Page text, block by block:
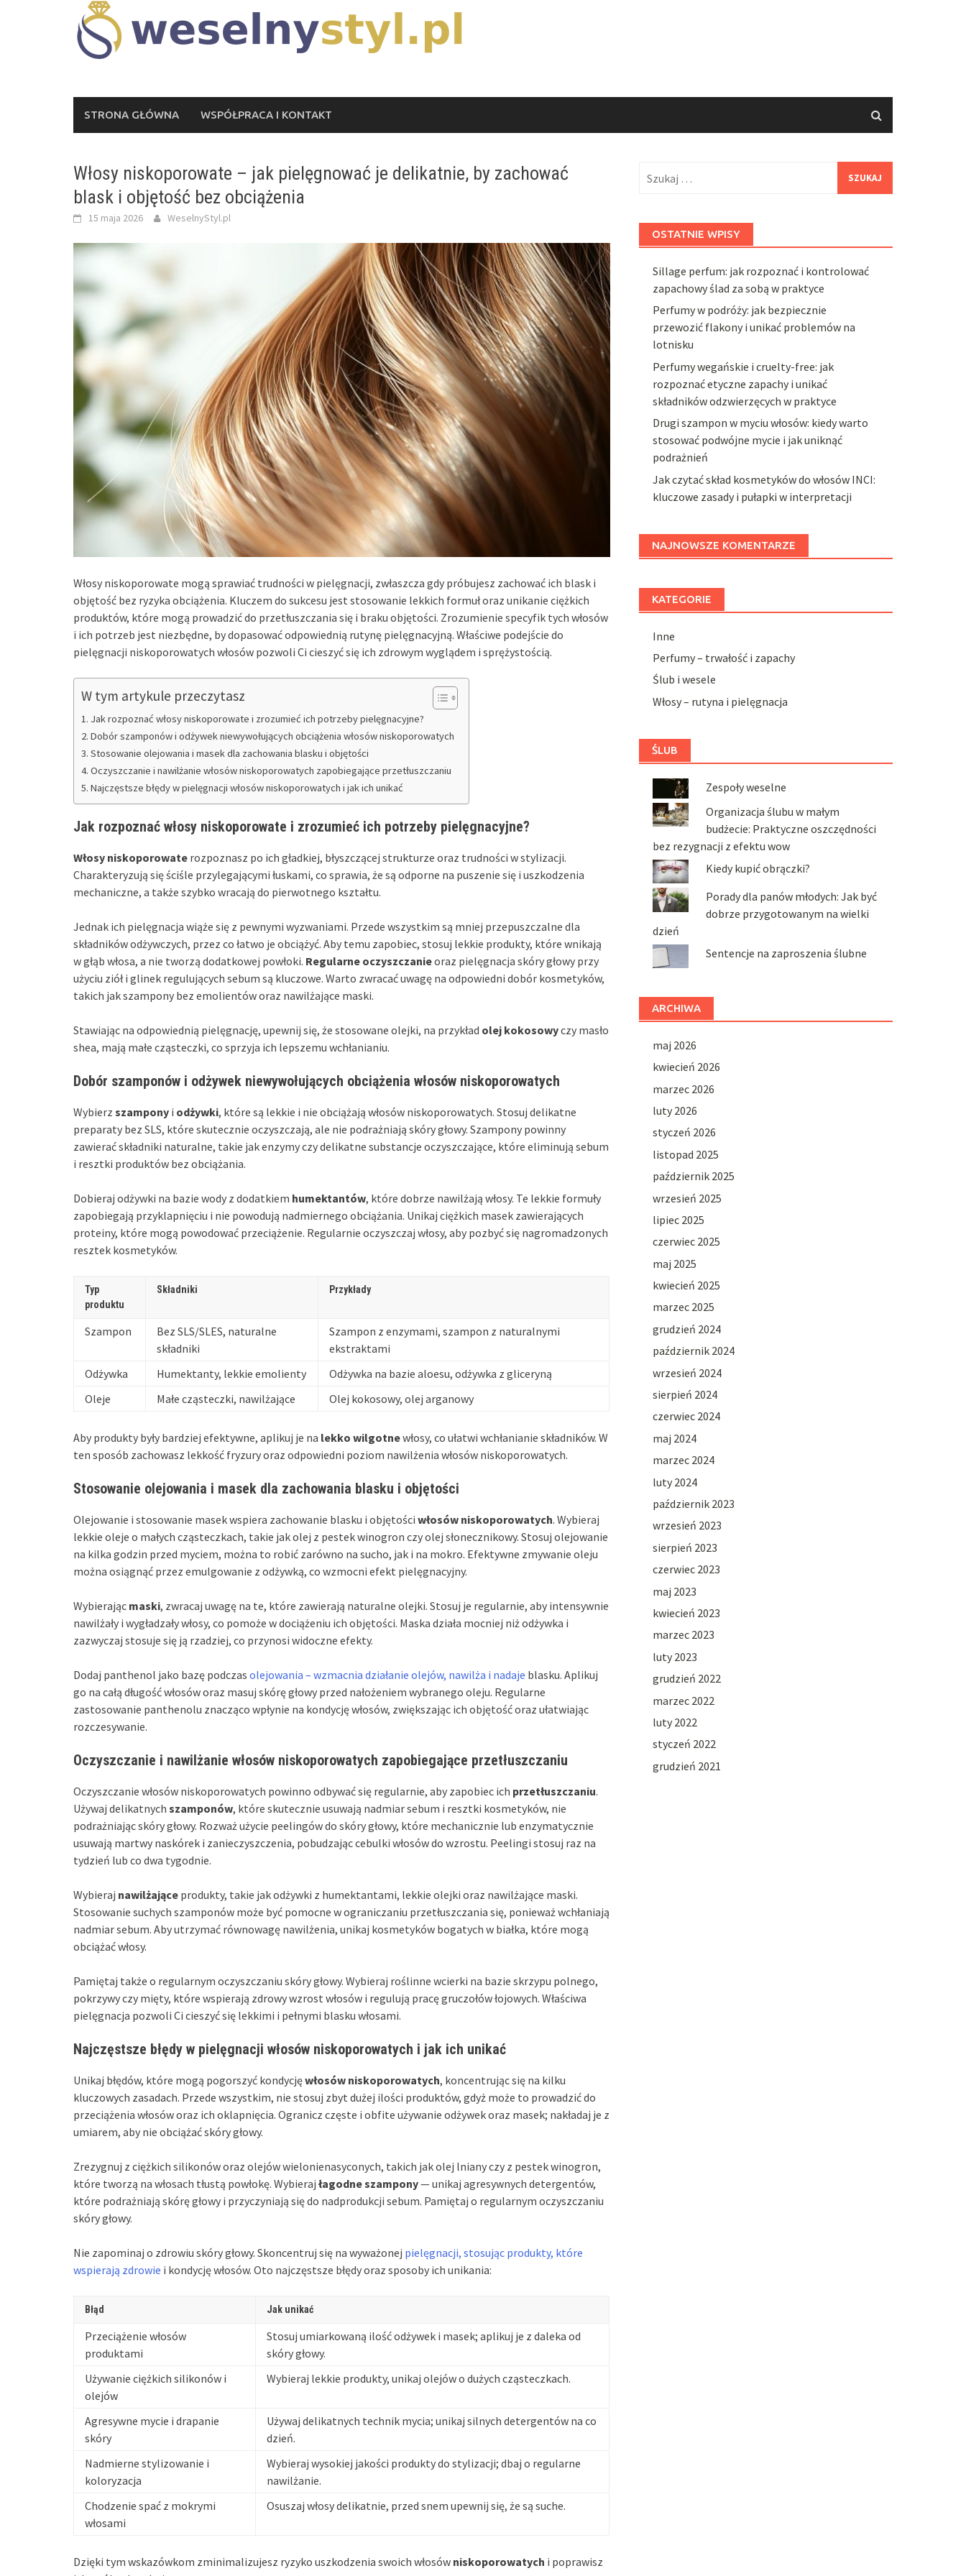
STRONA GŁÓWNA WSPÓŁPRACA I KONTAKT
Włosy niskoporowate – jak pielęgnować je delikatnie, by zachować
blask i objętość bez obciążenia
15 maja 2026 WeselnyStyl.pl
Włosy niskoporowate mogą sprawiać trudności w pielęgnacji, zwłaszcza gdy próbujesz zachować ich blask i
objętość bez ryzyka obciążenia. Kluczem do sukcesu jest stosowanie lekkich formuł oraz unikanie ciężkich
produktów, które mogą prowadzić do przetłuszczania się i braku objętości. Zrozumienie specyfik tych włosów
i ich potrzeb jest niezbędne, by dopasować odpowiednią rutynę pielęgnacyjną. Właściwe podejście do
pielęgnacji niskoporowatych włosów pozwoli Ci cieszyć się ich zdrowym wyglądem i sprężystością.
W tym artykule przeczytasz
Jak rozpoznać włosy niskoporowate i zrozumieć ich potrzeby pielęgnacyjne?
Dobór szamponów i odżywek niewywołujących obciążenia włosów niskoporowatych
Stosowanie olejowania i masek dla zachowania blasku i objętości
Oczyszczanie i nawilżanie włosów niskoporowatych zapobiegające przetłuszczaniu
Najczęstsze błędy w pielęgnacji włosów niskoporowatych i jak ich unikać
Jak rozpoznać włosy niskoporowate i zrozumieć ich potrzeby pielęgnacyjne?
Włosy niskoporowate rozpoznasz po ich gładkiej, błyszczącej strukturze oraz trudności w stylizacji.
Charakteryzują się ściśle przylegającymi łuskami, co sprawia, że są odporne na puszenie się i uszkodzenia
mechaniczne, a także szybko wracają do pierwotnego kształtu.
Jednak ich pielęgnacja wiąże się z pewnymi wyzwaniami. Przede wszystkim są mniej przepuszczalne dla
składników odżywczych, przez co łatwo je obciążyć. Aby temu zapobiec, stosuj lekkie produkty, które wnikają
w głąb włosa, a nie tworzą dodatkowej powłoki. Regularne oczyszczanieoraz pielęgnacja skóry głowy przy
użyciu ziół i glinek regulujących sebum są kluczowe. Warto zwracać uwagę na odpowiedni dobór kosmetyków,
takich jak szampony bez emolientów oraz nawilżające maski.
Stawiając na odpowiednią pielęgnację, upewnij się, że stosowane olejki, na przykład olej kokosowyczy masło
shea, mają małe cząsteczki, co sprzyja ich lepszemu wchłanianiu.
Dobór szamponów i odżywek niewywołujących obciążenia włosów niskoporowatych
Wybierz szampony i odżywki, które są lekkie i nie obciążają włosów niskoporowatych. Stosuj delikatne
preparaty bez SLS, które skutecznie oczyszczają, ale nie podrażniają skóry głowy. Szampony powinny
zawierać składniki naturalne, takie jak enzymy czy delikatne substancje oczyszczające, które eliminują sebum
i resztki produktów bez obciążania.
Dobieraj odżywki na bazie wody z dodatkiem humektantów, które dobrze nawilżają włosy. Te lekkie formuły
zapobiegają przyklapnięciu i nie powodują nadmiernego obciążania. Unikaj ciężkich masek zawierających
proteiny, które mogą powodować przeciążenie. Regularnie oczyszczaj włosy, aby pozbyć się nagromadzonych
resztek kosmetyków.
Typ
produktu
Składniki Przykłady
Szampon
Bez SLS/SLES, naturalne
składniki
Szampon z enzymami, szampon z naturalnymi
ekstraktami
Odżywka
Humektanty, lekkie emolienty
Odżywka na bazie aloesu, odżywka z gliceryną
Oleje
Małe cząsteczki, nawilżające Olej kokosowy, olej arganowy
Aby produkty były bardziej efektywne, aplikuj je na lekko wilgotnewłosy, co ułatwi wchłanianie składników. W
ten sposób zachowasz lekkość fryzury oraz odpowiedni poziom nawilżenia włosów niskoporowatych.
Stosowanie olejowania i masek dla zachowania blasku i objętości
Olejowanie i stosowanie masek wspiera zachowanie blasku i objętości włosów niskoporowatych. Wybieraj
lekkie oleje o małych cząsteczkach, takie jak olej z pestek winogron czy olej słonecznikowy. Stosuj olejowanie
na kilka godzin przed myciem, można to robić zarówno na sucho, jak i na mokro. Efektywne zmywanie oleju
można osiągnąć przez emulgowanie z odżywką, co wzmocni efekt pielęgnacyjny.
Wybierając maski, zwracaj uwagę na te, które zawierają naturalne olejki. Stosuj je regularnie, aby intensywnie
nawilżały i wygładzały włosy, co pomoże w dociążeniu ich objętości. Maska działa mocniej niż odżywka i
zazwyczaj stosuje się ją rzadziej, co przynosi widoczne efekty.
Dodaj panthenol jako bazę podczas olejowania – wzmacnia działanie olejów, nawilża i nadaje blasku. Aplikuj
go na całą długość włosów oraz masuj skórę głowy przed nałożeniem wybranego oleju. Regularne
zastosowanie panthenolu znacząco wpłynie na kondycję włosów, zwiększając ich objętość oraz ułatwiając
rozczesywanie.
Oczyszczanie i nawilżanie włosów niskoporowatych zapobiegające przetłuszczaniu
Oczyszczanie włosów niskoporowatych powinno odbywać się regularnie, aby zapobiec ich przetłuszczaniu.
Używaj delikatnych szamponów, które skutecznie usuwają nadmiar sebum i resztki kosmetyków, nie
podrażniając skóry głowy. Rozważ użycie peelingów do skóry głowy, które mechanicznie lub enzymatycznie
usuwają martwy naskórek i zanieczyszczenia, pobudzając cebulki włosów do wzrostu. Peelingi stosuj raz na
tydzień lub co dwa tygodnie.
Wybieraj nawilżające produkty, takie jak odżywki z humektantami, lekkie olejki oraz nawilżające maski.
Stosowanie suchych szamponów może być pomocne w ograniczaniu przetłuszczania się, ponieważ wchłaniają
nadmiar sebum. Aby utrzymać równowagę nawilżenia, unikaj kosmetyków bogatych w białka, które mogą
obciążać włosy.
Pamiętaj także o regularnym oczyszczaniu skóry głowy. Wybieraj roślinne wcierki na bazie skrzypu polnego,
pokrzywy czy mięty, które wspierają zdrowy wzrost włosów i regulują pracę gruczołów łojowych. Właściwa
pielęgnacja pozwoli Ci cieszyć się lekkimi i pełnymi blasku włosami.
Najczęstsze błędy w pielęgnacji włosów niskoporowatych i jak ich unikać
Unikaj błędów, które mogą pogorszyć kondycjęwłosów niskoporowatych, koncentrując się na kilku
kluczowych zasadach. Przede wszystkim, nie stosuj zbyt dużej ilości produktów, gdyż może to prowadzić do
przeciążenia włosów oraz ich oklapnięcia. Ogranicz częste i obfite używanie odżywek oraz masek; nakładaj je z
umiarem, aby nie obciążać skóry głowy.
Zrezygnuj z ciężkich silikonów oraz olejów wielonienasyconych, takich jak olej lniany czy z pestek winogron,
które tworzą na włosach tłustą powłokę. Wybieraj łagodne szampony— unikaj agresywnych detergentów,
które podrażniają skórę głowy i przyczyniają się do nadprodukcji sebum. Pamiętaj o regularnym oczyszczaniu
skóry głowy.
Nie zapominaj o zdrowiu skóry głowy. Skoncentruj się na wyważonej pielęgnacji, stosując produkty, które
wspierają zdrowie i kondycję włosów. Oto najczęstsze błędy oraz sposoby ich unikania:
Błąd Jak unikać
Przeciążenie włosów
produktami
Stosuj umiarkowaną ilość odżywek i masek; aplikuj je z daleka od
skóry głowy.
Używanie ciężkich silikonów i
olejów
Wybieraj lekkie produkty, unikaj olejów o dużych cząsteczkach.
Agresywne mycie i drapanie
skóry
Używaj delikatnych technik mycia; unikaj silnych detergentów na co
dzień.
Nadmierne stylizowanie i
koloryzacja
Wybieraj wysokiej jakości produkty do stylizacji; dbaj o regularne
nawilżanie.
Chodzenie spać z mokrymi
włosami
Osuszaj włosy delikatnie, przed snem upewnij się, że są suche.
Dzięki tym wskazówkom zminimalizujesz ryzyko uszkodzenia swoich włosów niskoporowatych i poprawisz
OSTATNIE WPISY
Sillage perfum: jak rozpoznać i kontrolować
zapachowy ślad za sobą w praktyce
Perfumy w podróży: jak bezpiecznie
przewozić flakony i unikać problemów na
lotnisku
Perfumy wegańskie i cruelty-free: jak
rozpoznać etyczne zapachy i unikać
składników odzwierzęcych w praktyce
Drugi szampon w myciu włosów: kiedy warto
stosować podwójne mycie i jak uniknąć
podrażnień
Jak czytać skład kosmetyków do włosów INCI:
kluczowe zasady i pułapki w interpretacji
NAJNOWSZE KOMENTARZE
KATEGORIE
Inne
Perfumy – trwałość i zapachy
Ślub i wesele
Włosy – rutyna i pielęgnacja
ŚLUB
Zespoły weselne
Organizacja ślubu w małym
budżecie: Praktyczne oszczędności
bez rezygnacji z efektu wow
Kiedy kupić obrączki?
Porady dla panów młodych: Jak być
dobrze przygotowanym na wielki
dzień
Sentencje na zaproszenia ślubne
ARCHIWA
maj 2026
kwiecień 2026
marzec 2026
luty 2026
styczeń 2026
listopad 2025
październik 2025
wrzesień 2025
lipiec 2025
czerwiec 2025
maj 2025
kwiecień 2025
marzec 2025
grudzień 2024
październik 2024
wrzesień 2024
sierpień 2024
czerwiec 2024
maj 2024
marzec 2024
luty 2024
październik 2023
wrzesień 2023
sierpień 2023
czerwiec 2023
maj 2023
kwiecień 2023
marzec 2023
luty 2023
grudzień 2022
marzec 2022
luty 2022
styczeń 2022
grudzień 2021